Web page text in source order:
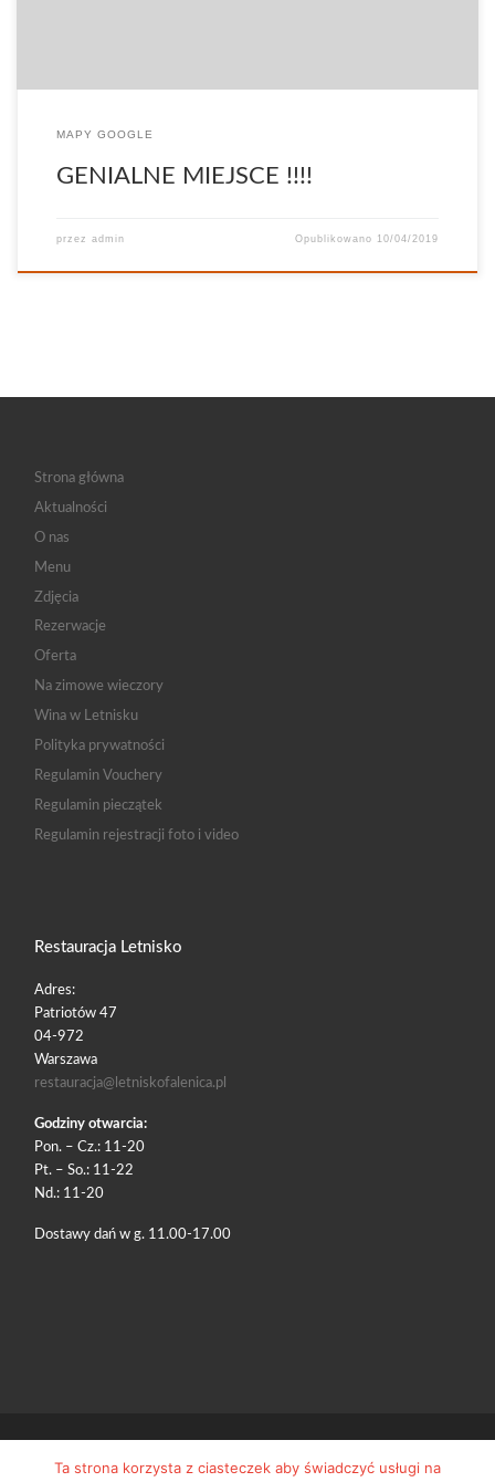
MAPY GOOGLE
GENIALNE MIEJSCE !!!!
przez admin Opublikowano 10/04/2019
Strona główna
Aktualności
O nas
Menu
Zdjęcia
Rezerwacje
Oferta
Na zimowe wieczory
Wina w Letnisku
Polityka prywatności
Regulamin Vouchery
Regulamin pieczątek
Regulamin rejestracji foto i video
Restauracja Letnisko
Adres:
Patriotów 47
04-972
Warszawa
restauracja@letniskofalenica.pl
Godziny otwarcia:
Pon. – Cz.: 11-20
Pt. – So.: 11-22
Nd.: 11-20
Dostawy dań w g. 11.00-17.00
Ta strona korzysta z ciasteczek aby świadczyć usługi na